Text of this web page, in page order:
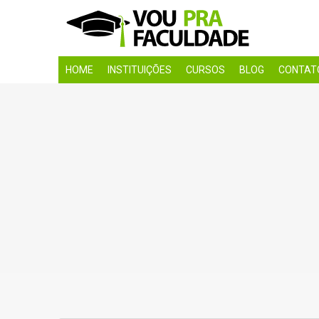
HOME INSTITUIÇÕES CURSOS BLOG